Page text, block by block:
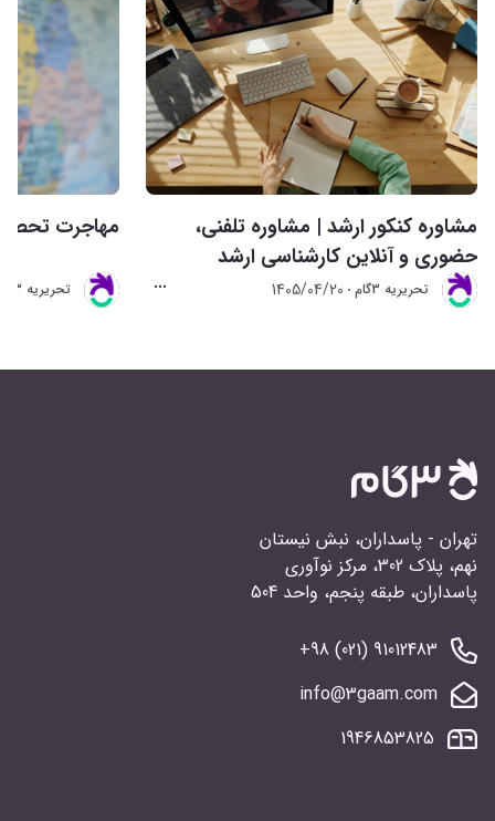
مشاوره کنکور ارشد | مشاوره تلفنی،
حضوری و آنلاین کارشناسی ارشد
تحريريه 3گام 1405/04/20
مهاجرت
تحريريه 3گام
تهران - پاسداران، نبش نیستان
نهم، پلاک 302، مرکز نوآوری
پاسداران، طبقه پنجم، واحد 504
91012483 (021) 98+
info@3gaam.com
1946853825